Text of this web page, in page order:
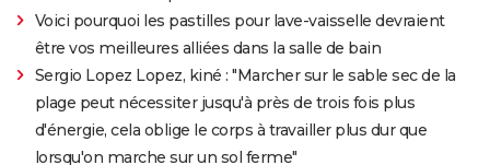
Voici pourquoi les pastilles pour lave-vaisselle devraient
être vos meilleures alliées dans la salle de bain
Sergio Lopez Lopez, kiné : "Marcher sur le sable sec de la
plage peut nécessiter jusqu'à près de trois fois plus
d'énergie, cela oblige le corps à travailler plus dur que
lorsqu'on marche sur un sol ferme"